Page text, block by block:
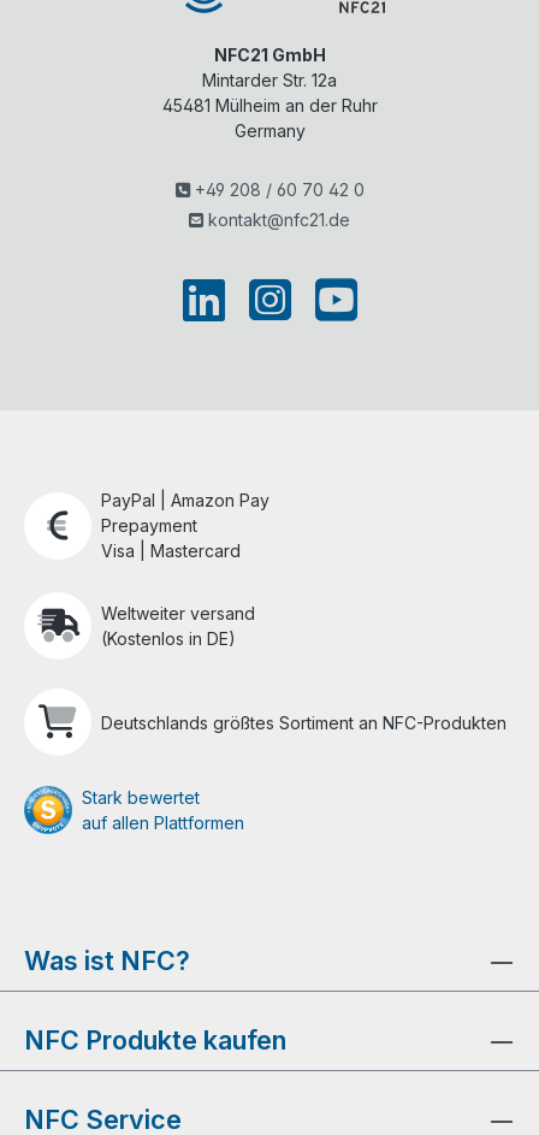
NFC21 GmbH
Mintarder Str. 12a
45481 Mülheim an der Ruhr
Germany
+49 208 / 60 70 42 0
kontakt@nfc21.de
PayPal | Amazon Pay
Prepayment
Visa | Mastercard
Weltweiter versand
(Kostenlos in DE)
Deutschlands größtes Sortiment an NFC-Produkten
Stark bewertet
auf allen Plattformen
Was ist NFC?
NFC Produkte kaufen
NFC Service